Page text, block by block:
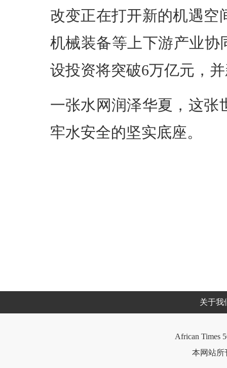
改变正在打开新的机遇空
机械装备等上下游产业协
设投资将突破6万亿元，
一张水网润泽华夏，这张
牢水安全的坚实底座。
关于我
African Times
本网站所